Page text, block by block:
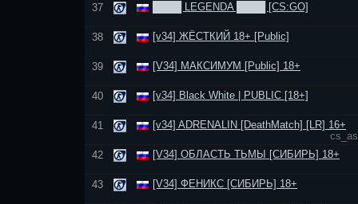
37 ████ LEGENDA ████ [CS:GO]
38 [v34] ЖЁСТКИЙ 18+ [Public]
39 [V34] МАКСИМУМ [Public] 18+
40 [v34] Black White | PUBLIC [18+]
41
[v34] ADRENALIN [DeathMatch] [LR] 16+
42
[V34] ОБЛАСТЬ ТЬМЫ [СИБИРЬ] 18+
43 [V34] ФЕНИКС [СИБИРЬ] 18+